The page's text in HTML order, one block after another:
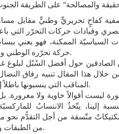
والمصالحة" على الطريقة
تصفية كفاحٍ تحريريٍّ وطنيٍّ مقابل
وقيادات حركات التحرّر التي
السياسيّة الممكنة، فهو يعني
حركة تحرّره الوطني والاجتماعي.
الصادقين حول أفضل السُبُل لبلوغ
من خلال هذا المقال تنبيه رفاق
المناقب التي ينسبونها باطلاً إلى ح.ع.ك.
ليست أقوالاً خاوية ولا مغرورة.
إلينا، يتّخذُ الانتسابُ
متّسقة من أجل التقدُّم نحو
من الطبقات ودون دولَةٍ.